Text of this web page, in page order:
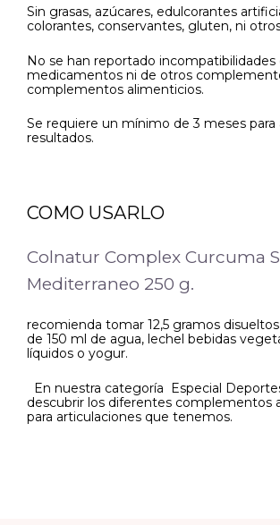
Sin grasas, azúcares, edulcorantes
colorantes, conservantes, gluten, ni
No se han reportado
medicamentos ni de otros
complementos alimenticios.
Se requiere un mínimo de 3 meses para
resultados.
COMO USARLO
Colnatur Complex Curcuma
Mediterraneo 250 g.
recomienda tomar 12,5 gramos
de 150 ml de agua, lechel bebidas
líquidos o yogur.
En nuestra categoría Especial
descubrir los diferentes complementos
para articulaciones que tenemos.